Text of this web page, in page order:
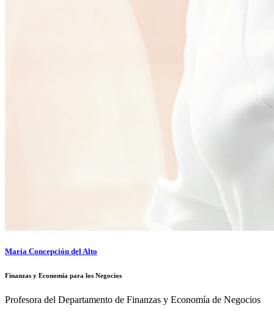
María Concepción del Alto
Finanzas y Economía para los Negocios
Profesora del Departamento de Finanzas y Economía de Negocios